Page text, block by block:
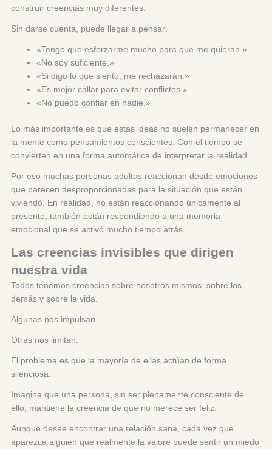
construir creencias muy diferentes.
Sin darse cuenta, puede llegar a pensar:
«Tengo que esforzarme mucho para que me quieran.»
«No soy suficiente.»
«Si digo lo que siento, me rechazarán.»
«Es mejor callar para evitar conflictos.»
«No puedo confiar en nadie.»
Lo más importante es que estas ideas no suelen permanecer en
la mente como pensamientos conscientes. Con el tiempo se
convierten en una forma automática de interpretar la realidad.
Por eso muchas personas adultas reaccionan desde emociones
que parecen desproporcionadas para la situación que están
viviendo. En realidad, no están reaccionando únicamente al
presente; también están respondiendo a una memoria
emocional que se activó mucho tiempo atrás.
Las creencias invisibles que dirigen
nuestra vida
Todos tenemos creencias sobre nosotros mismos, sobre los
demás y sobre la vida.
Algunas nos impulsan.
Otras nos limitan.
El problema es que la mayoría de ellas actúan de forma
silenciosa.
Imagina que una persona, sin ser plenamente consciente de
ello, mantiene la creencia de que no merece ser feliz.
Aunque desee encontrar una relación sana, cada vez que
aparezca alguien que realmente la valore puede sentir un miedo